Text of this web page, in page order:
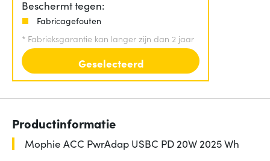
Beschermt tegen:
Fabricagefouten
* Fabrieksgarantie kan langer zijn dan 2 jaar
Geselecteerd
Productinformatie
Mophie ACC PwrAdap USBC PD 20W 2025 Wh